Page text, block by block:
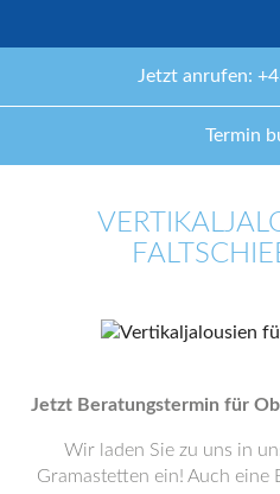
Jetzt anrufen:
Termin
Jetzt Beratungstermin für
Wir laden Sie zu uns in
Gramastetten ein! Auch eine